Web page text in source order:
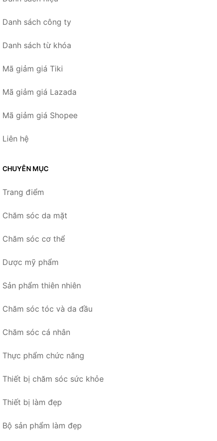
Danh sách công ty
Danh sách từ khóa
Mã giảm giá Tiki
Mã giảm giá Lazada
Mã giảm giá Shopee
Liên hệ
CHUYÊN MỤC
Trang điểm
Chăm sóc da mặt
Chăm sóc cơ thể
Dược mỹ phẩm
Sản phẩm thiên nhiên
Chăm sóc tóc và da đầu
Chăm sóc cá nhân
Thực phẩm chức năng
Thiết bị chăm sóc sức khỏe
Thiết bị làm đẹp
Bộ sản phẩm làm đẹp